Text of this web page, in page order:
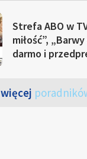
Strefa ABO w
miłość”,
darmo i
więcej